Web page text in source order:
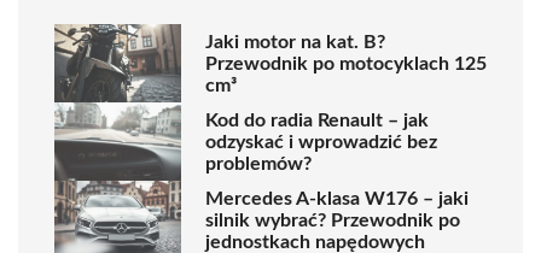
Jaki motor na kat. B?
Przewodnik po motocyklach 125
cm³
Kod do radia Renault – jak
odzyskać i wprowadzić bez
problemów?
Mercedes A-klasa W176 – jaki
silnik wybrać? Przewodnik po
jednostkach napędowych